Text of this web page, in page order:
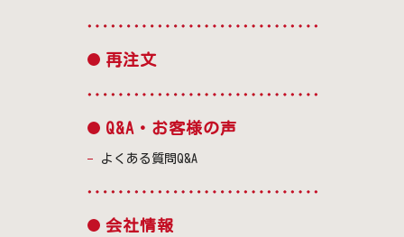
再注文
Q&A・お客様の声
よくある質問Q&A
会社情報